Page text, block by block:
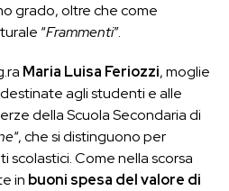
grado, oltre che come
“Frammenti”.
Maria Luisa Feriozzi, moglie
agli studenti e alle
della Scuola Secondaria di
“, che si distinguono per
scolastici. Come nella scorsa
in buoni spesa del valore di